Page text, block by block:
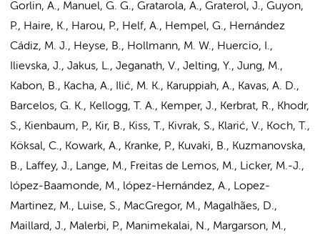
Gorlin, A., Manuel, G. G., Gratarola, A., Graterol, J., Guyon,
P., Haire, K., Harou, P., Helf, A., Hempel, G., Hernández
Cádiz, M. J., Heyse, B., Hollmann, M. W., Huercio, I.,
Ilievska, J., Jakus, L., Jeganath, V., Jelting, Y., Jung, M.,
Kabon, B., Kacha, A., Ilić, M. K., Karuppiah, A., Kavas, A. D.,
Barcelos, G. K., Kellogg, T. A., Kemper, J., Kerbrat, R., Khodr,
S., Kienbaum, P., Kir, B., Kiss, T., Kivrak, S., Klarić, V., Koch, T.,
Köksal, C., Kowark, A., Kranke, P., Kuvaki, B., Kuzmanovska,
B., Laffey, J., Lange, M., Freitas de Lemos, M., Licker, M.-J.,
lópez-Baamonde, M., lópez-Hernández, A., Lopez-
Martinez, M., Luise, S., MacGregor, M., Magalhães, D.,
Maillard, J., Malerbi, P., Manimekalai, N., Margarson, M.,